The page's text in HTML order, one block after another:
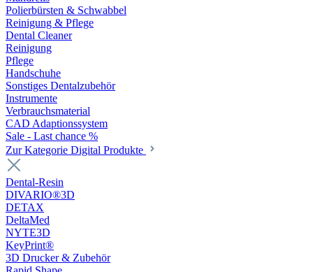
Polierbürsten & Schwabbel
Reinigung & Pflege
Dental Cleaner
Reinigung
Pflege
Handschuhe
Sonstiges Dentalzubehör
Instrumente
Verbrauchsmaterial
CAD Adaptionssystem
Sale - Last chance %
Zur Kategorie Digital Produkte
Dental-Resin
DIVARIO®3D
DETAX
DeltaMed
NYTE3D
KeyPrint®
3D Drucker & Zubehör